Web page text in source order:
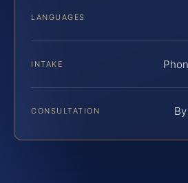
LANGUAGES
INTAKE
CONSULTATION